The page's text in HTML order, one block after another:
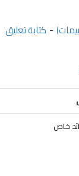
- كتابة تعليق
خاص